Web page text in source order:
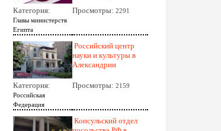
Категория:
Главы министерств
Египта
Просмотры: 2291
Российский центр
науки и культуры в
Александрии
Категория:
Российская
Федерация
Просмотры: 2159
Консульский отдел